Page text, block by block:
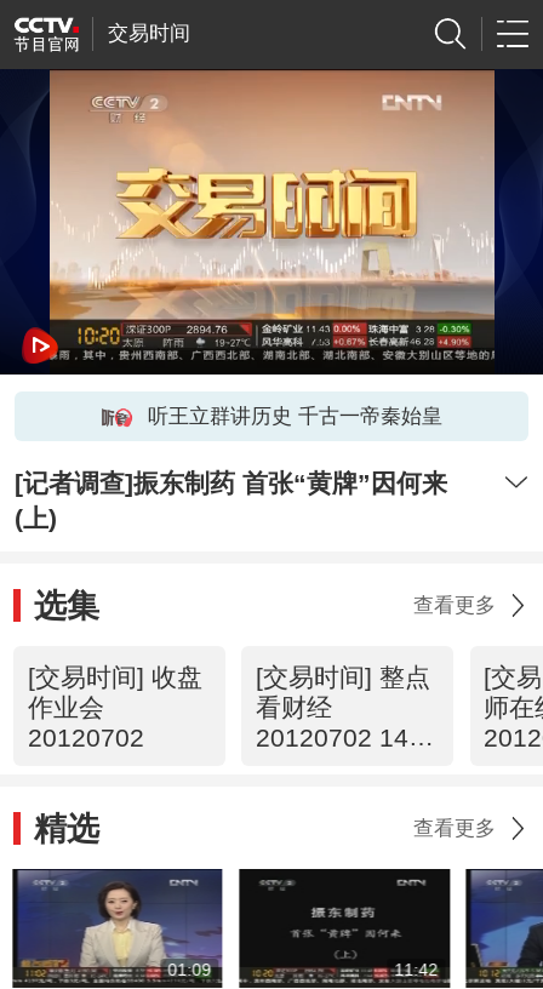
交易时间
听王立群讲历史 千古一帝秦始皇
[记者调查]振东制药 首张“黄牌”因何来
(上)
选集 查看更多
[交易时间] 收盘
作业会
20120702
[交易时间] 整点
看财经
20120702 14：
[交
师在
精选 查看更多
01:09 11:42